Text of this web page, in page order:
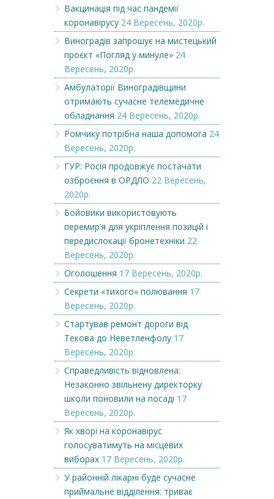
Вакцинація під час пандемії
коронавірусу 24 Вересень, 2020р.
Виноградів запрошує на мистецький
проєкт «Погляд у минуле» 24
Вересень, 2020р.
Амбулаторії Виноградівщини
отримають сучасне телемедичне
обладнання 24 Вересень, 2020р.
Ромчику потрібна наша допомога 24
Вересень, 2020р.
ГУР: Росія продовжує постачати
озброєння в ОРДЛО 22 Вересень,
2020р.
Бойовики використовують
перемир’я для укріплення позицій і
передислокації бронетехніки 22
Вересень, 2020р.
Оголошення 17 Вересень, 2020р.
Секрети «тихого» полювання 17
Вересень, 2020р.
Стартував ремонт дороги від
Текова до Неветленфолу 17
Вересень, 2020р.
Справедливість відновлена:
Незаконно звільнену директорку
школи поновили на посаді 17
Вересень, 2020р.
Як хворі на коронавірус
голосуватимуть на місцевих
виборах 17 Вересень, 2020р.
У районній лікарні буде сучасне
приймальне відділення: триває